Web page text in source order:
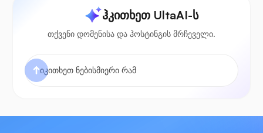
ჰკითხეთ UltaAI-ს
თქვენი დომენისა და ჰოსტინგის მრჩეველი.